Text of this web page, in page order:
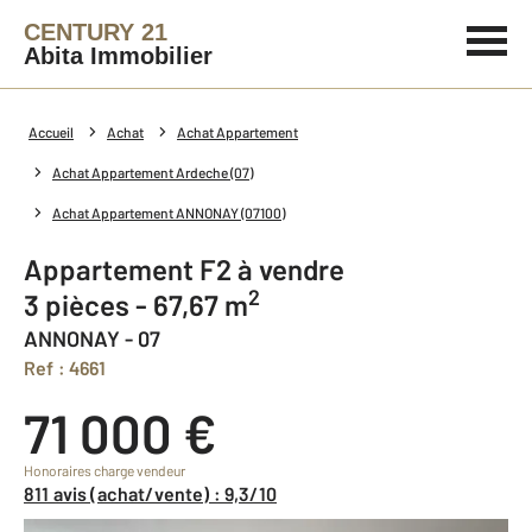
CENTURY 21
Abita Immobilier
Accueil Achat Achat Appartement
Achat Appartement Ardeche (07)
Achat Appartement ANNONAY (07100)
Appartement F2 à vendre
3 pièces - 67,67 m2
ANNONAY - 07
Ref : 4661
71 000 €
Honoraires charge vendeur
811 avis (achat/vente) : 9,3/10